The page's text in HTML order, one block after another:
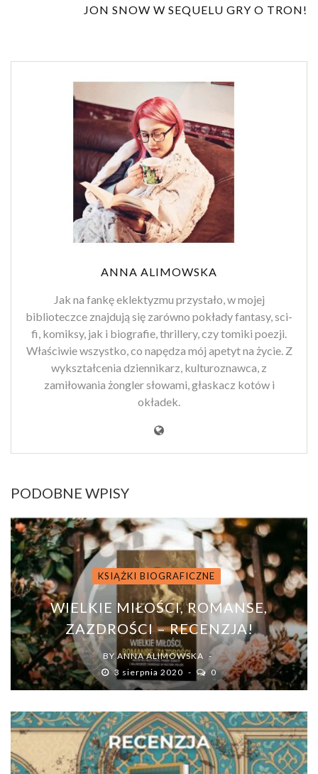
JON SNOW W SEQUELU GRY O TRON!
ANNA ALIMOWSKA
Jak na fankę eklektyzmu przystało, w mojej
biblioteczce znajdują się zarówno pokłady fantasy, sci-
fi, komiksy, jak i biografie, thrillery, czy tomiki poezji.
Właściwie wszystko, co napędza mój apetyt na życie. Z
wykształcenia dziennikarz, kulturoznawca, z
zamiłowania żongler słowami, głaskacz kotów i
okładek.
PODOBNE WPISY
KSIĄŻKI BIOGRAFICZNE
WIELKIE MIŁOŚCI, ROMANSE,
ZAZDROŚCI – RECENZJA!
BYANNA ALIMOWSKA
3 sierpnia 2020
0